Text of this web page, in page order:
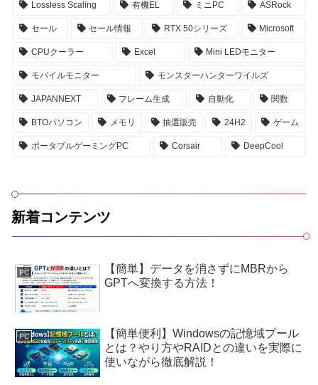
Lossless Scaling 有機EL ミニPC ASRock
セール セール情報 RTX 50シリーズ Microsoft
CPUクーラー Excel Mini LEDモニター
モバイルモニター モンスターハンターワイルズ
JAPANNEXT フレーム生成 自動化 関数
BTOパソコン メモリ 抽選販売 24H2 ゲーム
ポータブルゲーミングPC Corsair DeepCool
新着コンテンツ
PC
【簡単】データを消さずにMBRから
GPTへ変換する方法！
PC
【簡単便利】Windowsの記憶域プール
とは？やり方やRAIDとの違いを実際に
使いながら徹底解説！